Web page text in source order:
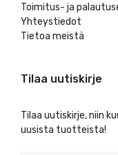
Toimitus- ja
Yhteystiedot
Tietoa meistä
Tilaa uutiskirje
Tilaa uutiskirje, niin
uusista tuotteista!